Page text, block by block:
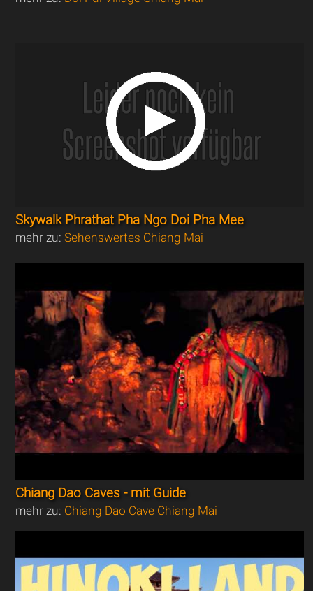
Skywalk Phrathat Pha Ngo Doi Pha Mee
mehr zu:Sehenswertes Chiang Mai
Chiang Dao Caves - mit Guide
mehr zu: Chiang Dao Cave Chiang Mai